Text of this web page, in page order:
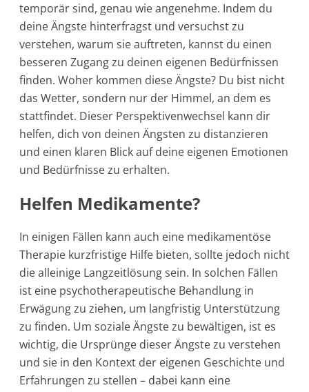
temporär sind, genau wie angenehme. Indem du
deine Ängste hinterfragst und versuchst zu
verstehen, warum sie auftreten, kannst du einen
besseren Zugang zu deinen eigenen Bedürfnissen
finden. Woher kommen diese Ängste? Du bist nicht
das Wetter, sondern nur der Himmel, an dem es
stattfindet. Dieser Perspektivenwechsel kann dir
helfen, dich von deinen Ängsten zu distanzieren
und einen klaren Blick auf deine eigenen Emotionen
und Bedürfnisse zu erhalten.
Helfen Medikamente?
In einigen Fällen kann auch eine medikamentöse
Therapie kurzfristige Hilfe bieten, sollte jedoch nicht
die alleinige Langzeitlösung sein. In solchen Fällen
ist eine psychotherapeutische Behandlung in
Erwägung zu ziehen, um langfristig Unterstützung
zu finden. Um soziale Ängste zu bewältigen, ist es
wichtig, die Ursprünge dieser Ängste zu verstehen
und sie in den Kontext der eigenen Geschichte und
Erfahrungen zu stellen – dabei kann eine